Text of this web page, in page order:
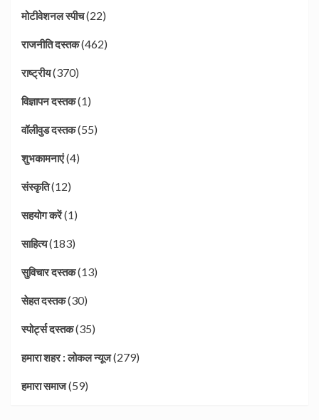
मोटीवेशनल स्पीच(22)
राजनीति दस्तक(462)
राष्ट्रीय(370)
विज्ञापन दस्तक(1)
वॉलीवुड दस्तक(55)
शुभकामनाएं(4)
संस्कृति(12)
सहयोग करें(1)
साहित्य(183)
सुविचार दस्तक(13)
सेहत दस्तक(30)
स्पोर्ट्स दस्तक(35)
हमारा शहर : लोकल न्यूज(279)
हमारा समाज(59)